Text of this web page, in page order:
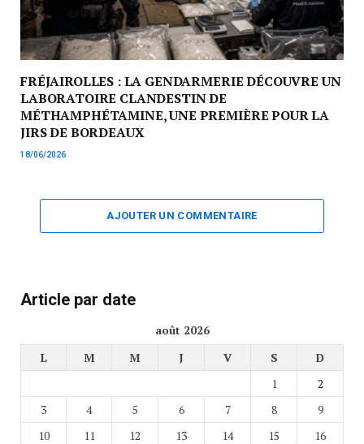
FRÉJAIROLLES : LA GENDARMERIE DÉCOUVRE UN
LABORATOIRE CLANDESTIN DE
MÉTHAMPHÉTAMINE, UNE PREMIÈRE POUR LA
JIRS DE BORDEAUX
18/06/2026
AJOUTER UN COMMENTAIRE
Article par date
août 2026
L
M M J V S
D
1
2
3
4 5 6 7 8
9
10
11 12 13 14 15
16